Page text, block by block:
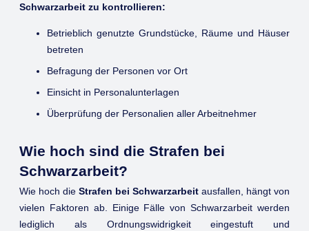
Schwarzarbeit zu kontrollieren:
Betrieblich genutzte Grundstücke, Räume und Häuser
betreten
Befragung der Personen vor Ort
Einsicht in Personalunterlagen
Überprüfung der Personalien aller Arbeitnehmer
Wie hoch sind die Strafen bei
Schwarzarbeit?
Wie hoch die Strafen bei Schwarzarbeit ausfallen, hängt von
vielen Faktoren ab. Einige Fälle von Schwarzarbeit werden
lediglich als Ordnungswidrigkeit eingestuft und